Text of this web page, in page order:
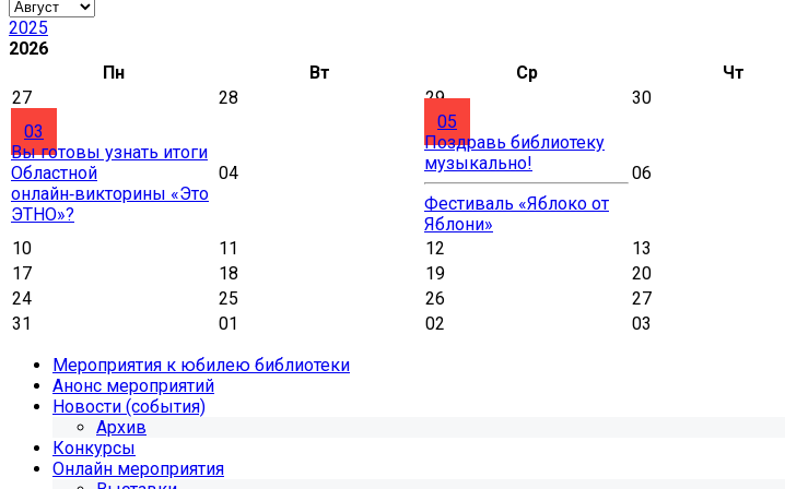
2025
2026
Пн
Вт Ср Чт
27
28 29 30
03
Вы готовы узнать итоги
Областной
онлайн‑викторины «Это
ЭТНО»?
04
05
Поздравь библиотеку
музыкально!
Фестиваль «Яблоко от
Яблони»
06
10 11 12 13
17
18 19 20
24
25 26 27
31
01 02 03
Мероприятия к юбилею библиотеки
Анонс мероприятий
Новости (события)
Архив
Конкурсы
Онлайн мероприятия